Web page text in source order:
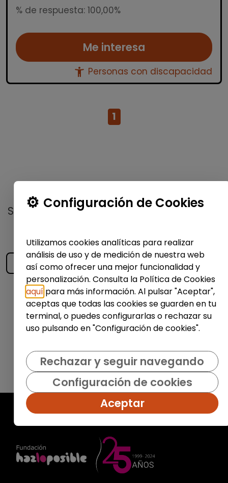
% de respuesta: 100,00%
Me interesa
accessibility_new Personas con discapacidad
1
Suscríbete a nuestroboletín semanal
publicadas
Enviar
Configuración de Cookies
Utilizamos cookies analíticas para realizar
análisis de uso y de medición de nuestra web
así como ofrecer una mejor funcionalidad y
personalización. Consulta la Política de Cookies
aquí para más información. Al pulsar "Aceptar",
aceptas que todas las cookies se guarden en tu
terminal, o puedes configurarlas o rechazar su
uso pulsando en "Configuración de cookies".
Rechazar y seguir navegando
Configuración de cookies
Aceptar